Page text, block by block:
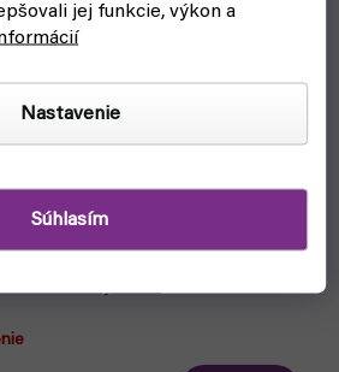
jej funkcie, výkon a
Nastavenie
Súhlasím